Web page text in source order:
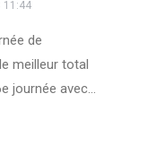
11:44
de
meilleur total
journée avec…